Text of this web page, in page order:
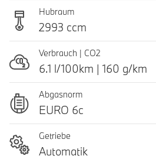
Hubraum
2993 ccm
Verbrauch | CO2
6.1 l/100km | 160 g/km
Abgasnorm
EURO 6c
Getriebe
Automatik